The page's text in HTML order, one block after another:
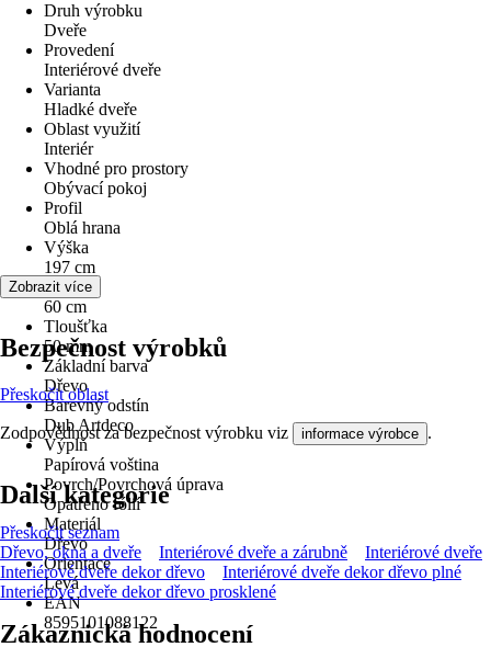
Druh výrobku
Dveře
Provedení
Interiérové dveře
Varianta
Hladké dveře
Oblast využití
Interiér
Vhodné pro prostory
Obývací pokoj
Profil
Oblá hrana
Výška
197 cm
Šířka
60 cm
Tloušťka
50 mm
Základní barva
Dřevo
Barevný odstín
Dub Artdeco
Výplň
Papírová voština
Povrch/Povrchová úprava
Opatřeno fólií
Materiál
Dřevo
Orientace
Levá
EAN
8595101088122
Zobrazit více
Bezpečnost výrobků
Přeskočit oblast
Zodpovědnost za bezpečnost výrobku viz informace výrobce .
Další kategorie
Přeskočit seznam
Dřevo, okna a dveře
Interiérové dveře a zárubně
Interiérové dveře
Interiérové dveře dekor dřevo
Interiérové dveře dekor dřevo plné
Interiérové dveře dekor dřevo prosklené
Zákaznická hodnocení